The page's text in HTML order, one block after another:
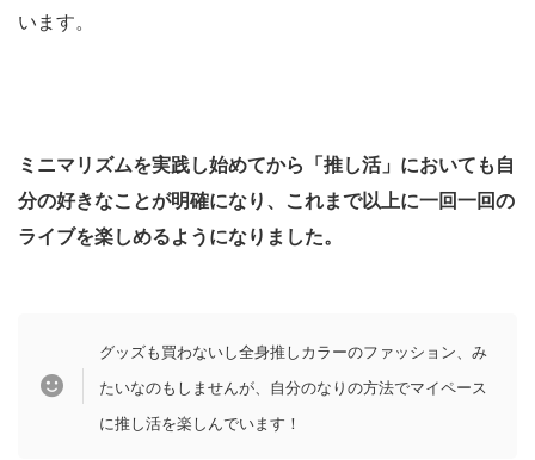
います。
ミニマリズムを実践し始めてから「推し活」においても自
分の好きなことが明確になり、これまで以上に一回一回の
ライブを楽しめるようになりました。
グッズも買わないし全身推しカラーのファッション、み
たいなのもしませんが、自分のなりの方法でマイペース
に推し活を楽しんでいます！